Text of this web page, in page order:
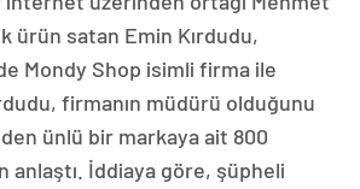
ürün satan Emin Kırdudu,
Mondy Shop isimli firma ile
firmanın müdürü olduğunu
ünlü bir markaya ait 800
anlaştı. İddiaya göre, şüpheli